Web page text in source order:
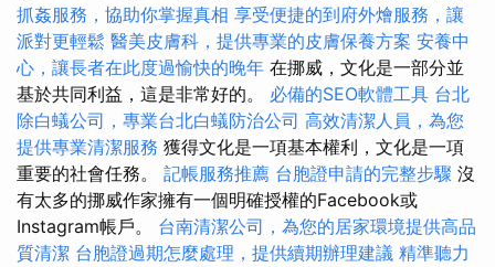
抓姦服務，協助你掌握真相 享受便捷的到府外燴服務，讓
派對更輕鬆 醫美皮膚科，提供專業的皮膚保養方案 安養中
心，讓長者在此度過愉快的晚年 在挪威，文化是一部分並
基於共同利益，這是非常好的。 必備的SEO軟體工具 台北
除白蟻公司，專業台北白蟻防治公司 高效清潔人員，為您
提供專業清潔服務 獲得文化是一項基本權利，文化是一項
重要的社會任務。 記帳服務推薦 台胞證申請的完整步驟 沒
有太多的挪威作家擁有一個明確授權的Facebook或
Instagram帳戶。 台南清潔公司，為您的居家環境提供高品
質清潔 台胞證過期怎麼處理，提供續期辦理建議 精準聽力